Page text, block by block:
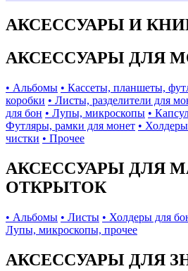
АКСЕССУАРЫ И
АКСЕССУАРЫ ДЛЯ
• Альбомы • Кассеты, планшеты,
коробки • Листы, разделители для
для бон • Лупы, микроскопы •
Футляры, рамки для монет •
чистки • Прочее
АКСЕССУАРЫ ДЛЯ
ОТКРЫТОК
• Альбомы • Листы • Холдеры для
Лупы, микроскопы, прочее
АКСЕССУАРЫ ДЛЯ